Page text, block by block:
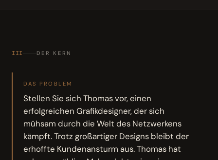
III DER KERN
DAS PROBLEM
Stellen Sie sich Thomas vor, einen
erfolgreichen Grafikdesigner, der sich
mühsam durch die Welt des Netzwerkens
kämpft. Trotz großartiger Designs bleibt der
erhoffte Kundenansturm aus. Thomas hat